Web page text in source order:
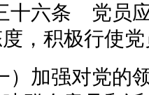
十六条 党员
，积极行使
）加强对党的